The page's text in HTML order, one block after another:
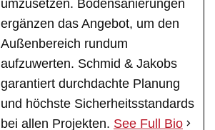
umzusetzen. Bodensanierungen
ergänzen das Angebot, um den
Außenbereich rundum
aufzuwerten. Schmid & Jakobs
garantiert durchdachte Planung
und höchste Sicherheitsstandards
bei allen Projekten. See Full Bio